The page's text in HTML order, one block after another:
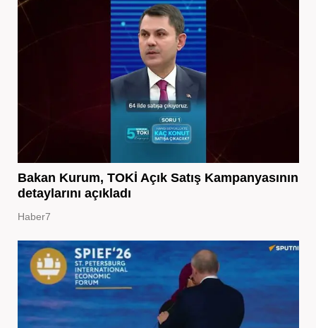
Bakan Kurum, TOKİ Açık Satış Kampanyasının
detaylarını açıkladı
Haber7